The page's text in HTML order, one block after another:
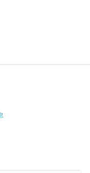
工作天內寄出，寄
段
和地址以便安排運
後會根據貨品的供
送貨或自行取貨事
再作最後確認。倘
，健康網購
並且會於送貨前
間通知更改地址，